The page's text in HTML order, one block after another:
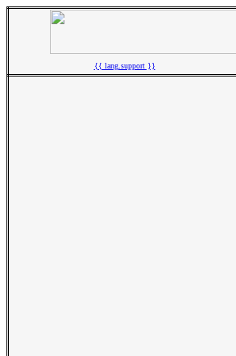
{{ lang.support }}